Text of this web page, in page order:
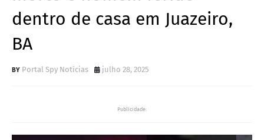
dentro de casa em Juazeiro,
BA
Portal Spy Notícias julho 28, 2025
Publicidade: